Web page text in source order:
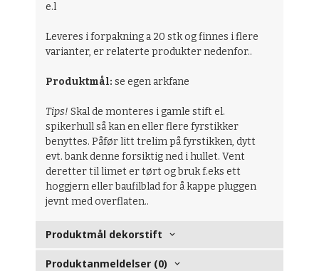
e.l
Leveres i forpakning a 20 stk og finnes i flere
varianter, er relaterte produkter nedenfor..
Produktmål: se egen arkfane
Tips! Skal de monteres i gamle stift el.
spikerhull så kan en eller flere fyrstikker
benyttes. Påfør litt trelim på fyrstikken, dytt
evt. bank denne forsiktig ned i hullet. Vent
deretter til limet er tørt og bruk f.eks ett
hoggjern eller baufilblad for å kappe pluggen
jevnt med overflaten..
Produktmål dekorstift
Produktanmeldelser (0)